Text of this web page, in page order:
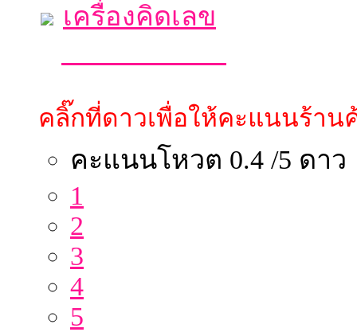
เครื่องคิดเลข
คลิ๊กที่ดาวเพื่อให้คะแนนร้าน
คะแนนโหวต 0.4 /5 ดาว
1
2
3
4
5